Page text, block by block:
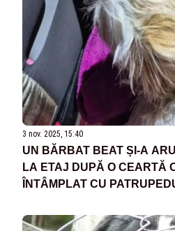
3 nov. 2025, 15:40
UN BĂRBAT BEAT ȘI-A
LA ETAJ DUPĂ O CEARTĂ
ÎNTÂMPLAT CU